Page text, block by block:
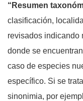
“Resumen
clasificación,
revisados indicando
donde se
caso de especies
específico. Si se
sinonimia, por